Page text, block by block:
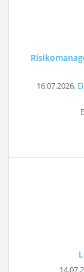
16.07.2026,